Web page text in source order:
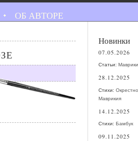
ОБ АВТОРЕ
Новинки
07.05.2026
Статьи:
28.12.2025
Стихи:
Маврикия
14.12.2025
Стихи: Бамбук
09.11.2025